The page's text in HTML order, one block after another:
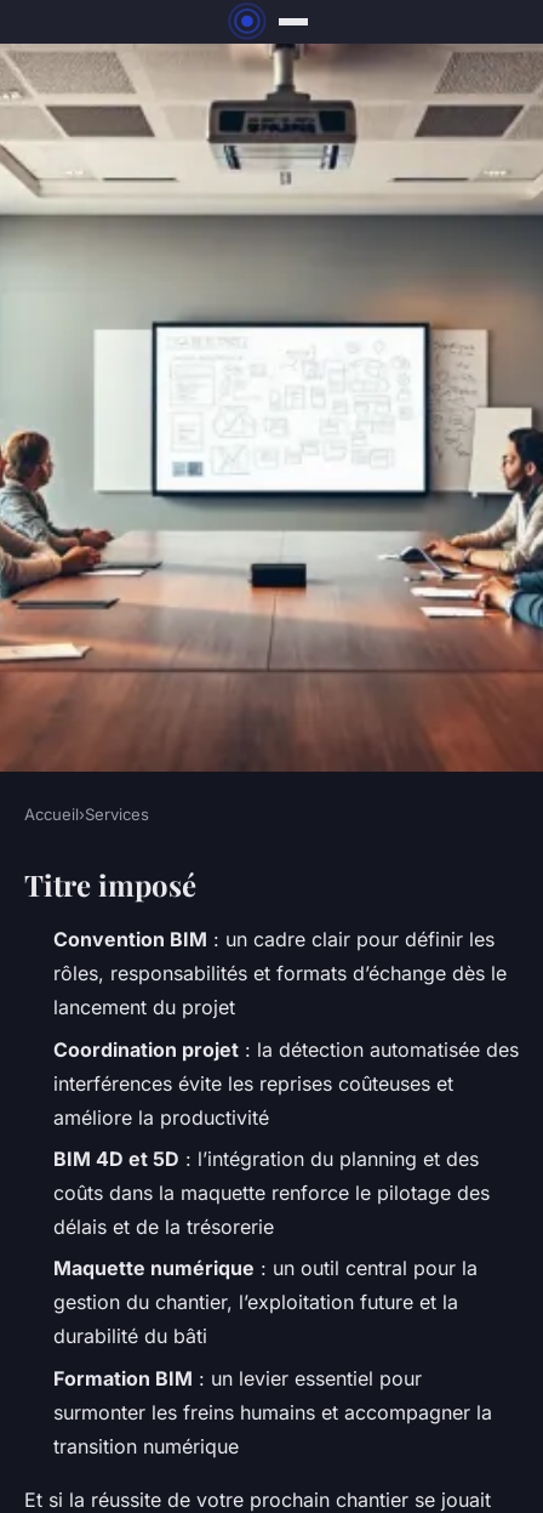
7 techniques innovantes pour
exceller en gestion de projet
BIM
31/03/2026 10:45
Accueil›Services
Titre imposé
Convention BIM : un cadre clair pour définir les
rôles, responsabilités et formats d’échange dès le
lancement du projet
Coordination projet : la détection automatisée des
interférences évite les reprises coûteuses et
améliore la productivité
BIM 4D et 5D : l’intégration du planning et des
coûts dans la maquette renforce le pilotage des
délais et de la trésorerie
Maquette numérique : un outil central pour la
gestion du chantier, l’exploitation future et la
durabilité du bâti
Formation BIM : un levier essentiel pour
surmonter les freins humains et accompagner la
transition numérique
Et si la réussite de votre prochain chantier se jouait